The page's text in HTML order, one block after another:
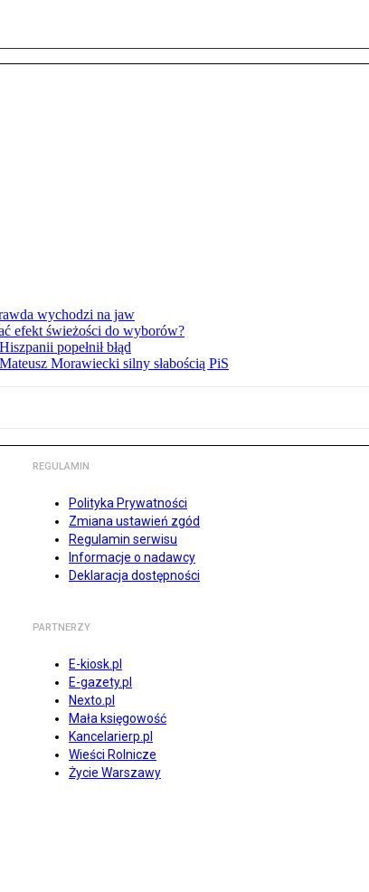
wychodzi na jaw
efekt świeżości do wyborów?
popełnił błąd
Morawiecki silny słabością PiS
REGULAMIN
Polityka Prywatności
Zmiana ustawień zgód
Regulamin serwisu
Informacje o nadawcy
Deklaracja dostępności
PARTNERZY
E-kiosk.pl
E-gazety.pl
Nexto.pl
Mała księgowość
Kancelarierp.pl
Wieści Rolnicze
Życie Warszawy